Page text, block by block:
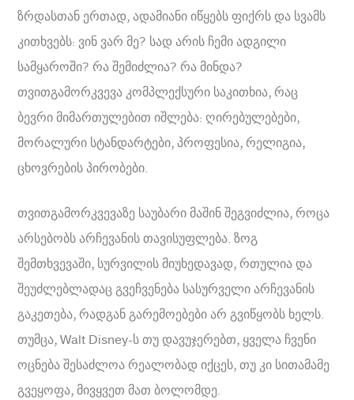
ზრდასთან ერთად, ადამიანი იწყებს ფიქრს და სვამს
კითხვებს: ვინ ვარ მე? სად არის ჩემი ადგილი
სამყაროში? რა შემიძლია? რა მინდა?
თვითგამორკვევა კომპლექსური საკითხია, რაც
ბევრი მიმართულებით იშლება: ღირებულებები,
მორალური სტანდარტები, პროფესია, რელიგია,
ცხოვრების პირობები.
თვითგამორკვევაზე საუბარი მაშინ შეგვიძლია, როცა
არსებობს არჩევანის თავისუფლება. ზოგ
შემთხვევაში, სურვილის მიუხედავად, რთულია და
შეუძლებლადაც გვეჩვენება სასურველი არჩევანის
გაკეთება, რადგან გარემოებები არ გვიწყობს ხელს.
თუმცა, Walt Disney-ს თუ დავუჯერებთ, ყველა ჩვენი
ოცნება შესაძლოა რეალობად იქცეს, თუ კი სითამამე
გვეყოფა, მივყვეთ მათ ბოლომდე.